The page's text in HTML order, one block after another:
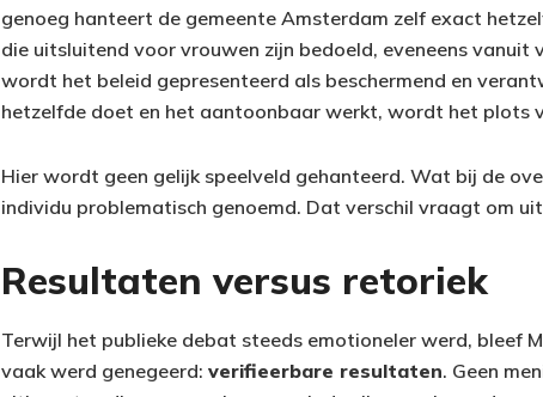
genoeg hanteert de gemeente Amsterdam zelf exact
die uitsluitend voor vrouwen zijn bedoeld, eveneens vanuit
wordt het beleid gepresenteerd als beschermend en
hetzelfde doet en het aantoonbaar werkt, wordt het plots
Hier wordt geen gelijk speelveld gehanteerd. Wat bij de
individu problematisch genoemd. Dat verschil vraagt om
Resultaten versus retoriek
Terwijl het publieke debat steeds emotioneler werd, bleef
vaak werd genegeerd: verifieerbare resultaten. Geen